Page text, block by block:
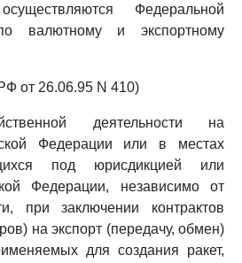
Федеральной
валютному и экспортному
от 26.06.95 N 410)
деятельности на
Федерации или в местах
под юрисдикцией или
Федерации, независимо от
при заключении контрактов
на экспорт (передачу, обмен)
для создания ракет,